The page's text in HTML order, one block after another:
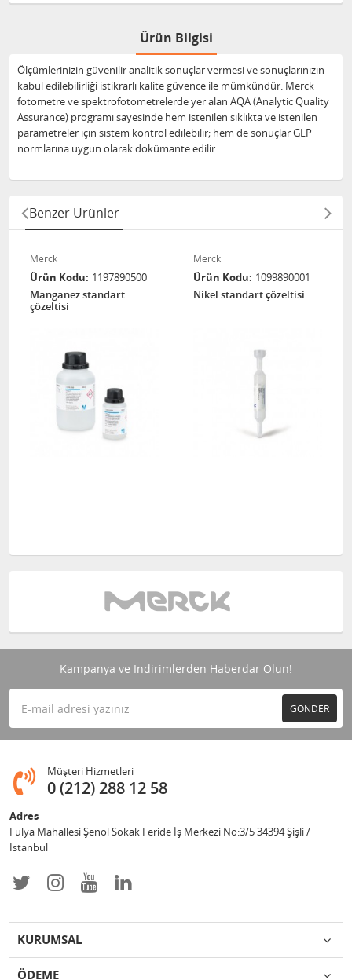
Ürün Bilgisi
Ölçümlerinizin güvenilir analitik sonuçlar vermesi ve sonuçlarınızın
kabul edilebilirliği istikrarlı kalite güvence ile mümkündür. Merck
fotometre ve spektrofotometrelerde yer alan AQA (Analytic Quality
Assurance) programı sayesinde hem istenilen sıklıkta ve istenilen
parametreler için sistem kontrol edilebilir; hem de sonuçlar GLP
normlarına uygun olarak dokümante edilir.
Benzer Ürünler
Merck
Ürün Kodu 1197890500
Manganez standart
çözeltisi
Merck
Ürün Kodu 1099890001
Nikel standart çözeltisi
Kampanya ve İndirimlerden Haberdar Olun!
GÖNDER
Müşteri Hizmetleri
0 (212) 288 12 58
Adres
Fulya Mahallesi Şenol Sokak Feride İş Merkezi No:3/5 34394 Şişli /
İstanbul
KURUMSAL
ÖDEME